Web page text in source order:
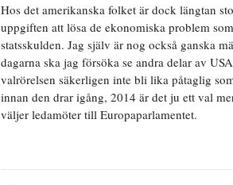
Hos det amerikanska folket är dock längtan
uppgiften att lösa de ekonomiska problem
statsskulden. Jag själv är nog också ganska
dagarna ska jag försöka se andra delar av
valrörelsen säkerligen inte bli lika påtaglig
innan den drar igång, 2014 är det ju ett val
väljer ledamöter till Europaparlamentet.